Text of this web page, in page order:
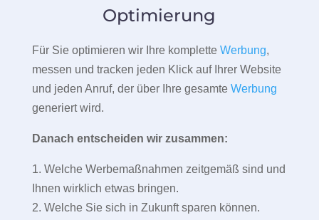
Optimierung
Für Sie optimieren wir Ihre komplette Werbung,
messen und tracken jeden Klick auf Ihrer Website
und jeden Anruf, der über Ihre gesamte Werbung
generiert wird.
Danach entscheiden wir zusammen:
1. Welche Werbemaßnahmen zeitgemäß sind und
Ihnen wirklich etwas bringen.
2. Welche Sie sich in Zukunft sparen können.